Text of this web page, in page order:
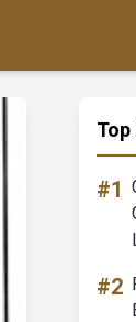
Top
#1
#2